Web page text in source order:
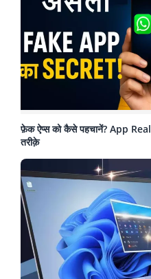
फ़ेक ऐप्स को कैसे पहचानें? App
तरीक़े